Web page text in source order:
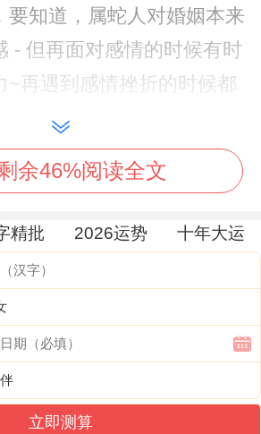
要知道，属蛇人对婚姻本来
- 但再面对感情的时候有时
~再遇到感情挫折的时候都
决到,建议属蛇人再这段时间
多多放松下心态、调整好自
包容跟宽容,多尊重对方的
间冲动做出错误的决定！
来说,再财富的劫难或许会
- 可能是失业,也也许是财运
也许原因是投资产品的问
金钱消失无影物资~血本无
余46%阅读全文
精批 2026运势 十年大运
立即测算